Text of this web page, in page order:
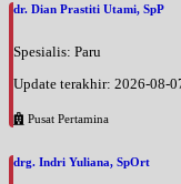
dr. Dian Prastiti Utami, SpP
Spesialis: Paru
Update terakhir: 2026-08-
Pusat Pertamina
drg. Indri Yuliana, SpOrt